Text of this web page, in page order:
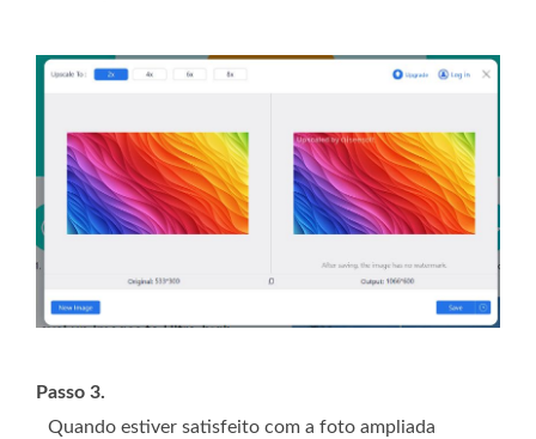
Passo 3.
Quando estiver satisfeito com a foto ampliada